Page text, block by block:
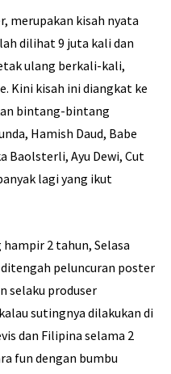
merupakan kisah nyata
dilihat 9 juta kali dan
ulang berkali-kali,
Kini kisah ini diangkat ke
bintang-bintang
Hamish Daud, Babe
Baolsterli, Ayu Dewi, Cut
lagi yang ikut
2 tahun, Selasa
peluncuran poster
selaku produser
sutingnya dilakukan di
dan Filipina selama 2
fun dengan bumbu